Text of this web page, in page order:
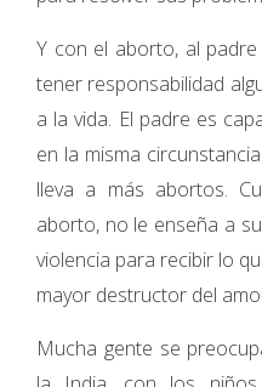
Y con el aborto, al
tener responsabilidad
a la vida. El padre es
en la misma
lleva a más abortos.
aborto, no le enseña a
violencia para recibir lo
mayor destructor del
Mucha gente se